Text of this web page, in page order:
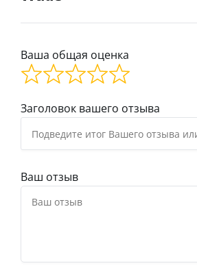
Ваша общая оценка
Заголовок вашего отзыва
Ваш отзыв